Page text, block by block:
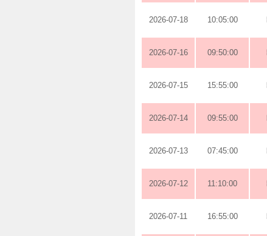
2026-07-18 10:05:00
2026-07-16 09:50:00
2026-07-15 15:55:00
2026-07-14 09:55:00
2026-07-13 07:45:00
2026-07-12 11:10:00
2026-07-11 16:55:00